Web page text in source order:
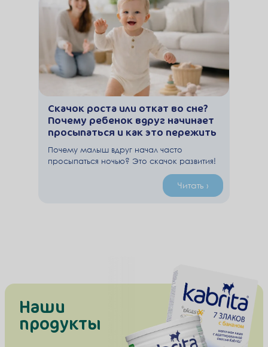
Скачок роста или откат во сне?
Почему ребенок вдруг начинает
просыпаться и как это пережить
Почему малыш вдруг начал часто
просыпаться ночью? Это скачок развития!
6 рабочих советов психолога, как помочь
Читать ›
Наши
продукты